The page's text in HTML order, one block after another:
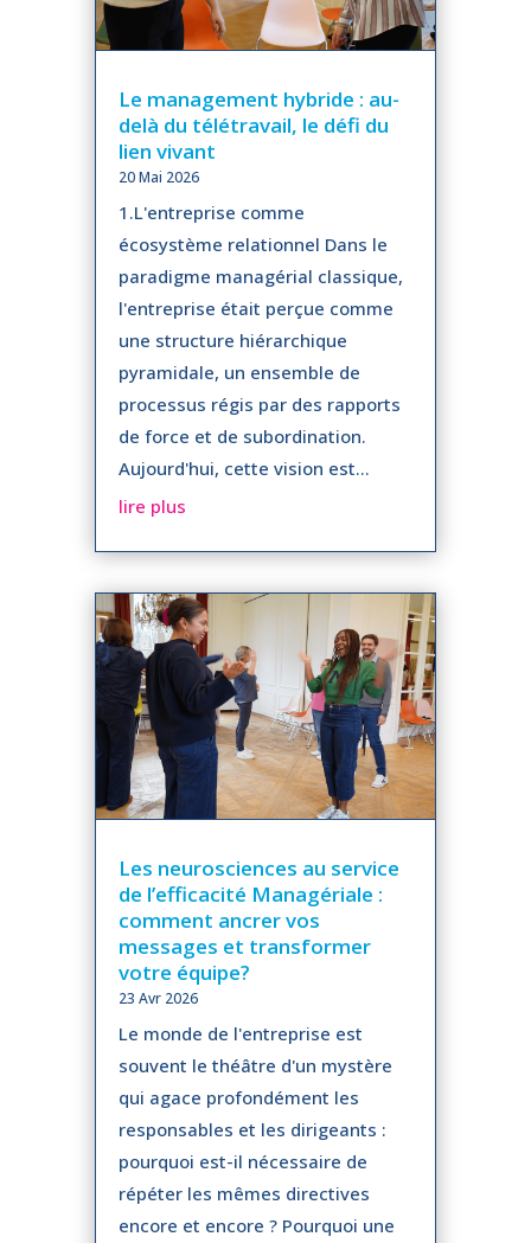
Le management hybride : au-
delà du télétravail, le défi du
lien vivant
20 Mai 2026
1.L'entreprise comme
écosystème relationnel Dans le
paradigme managérial classique,
l'entreprise était perçue comme
une structure hiérarchique
pyramidale, un ensemble de
processus régis par des rapports
de force et de subordination.
Aujourd'hui, cette vision est...
lire plus
Les neurosciences au service
de l’efficacité Managériale :
comment ancrer vos
messages et transformer
votre équipe?
23 Avr 2026
Le monde de l'entreprise est
souvent le théâtre d'un mystère
qui agace profondément les
responsables et les dirigeants :
pourquoi est-il nécessaire de
répéter les mêmes directives
encore et encore ? Pourquoi une